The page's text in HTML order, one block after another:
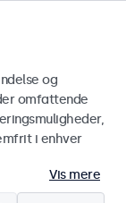
og
omfattende
i enhver
Vis mere